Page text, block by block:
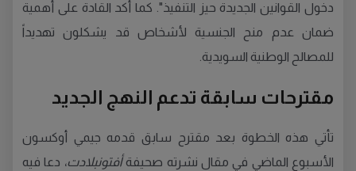
دخول القوانين الجديدة حيز التنفيذ". كما أكد القادة على أهمية
ضمان عدم منح الجنسية لأشخاص قد يشكلون تهديداً
للمصالح الوطنية السويدية.
مقترحات سابقة تدعم النهج الجديد
تأتي هذه الخطوة بعد مقترح سابق قدمه جيمي أوكسون
الأسبوع الماضي في مقال نشرته صحيفةأفتونبلادت، دعا فيه